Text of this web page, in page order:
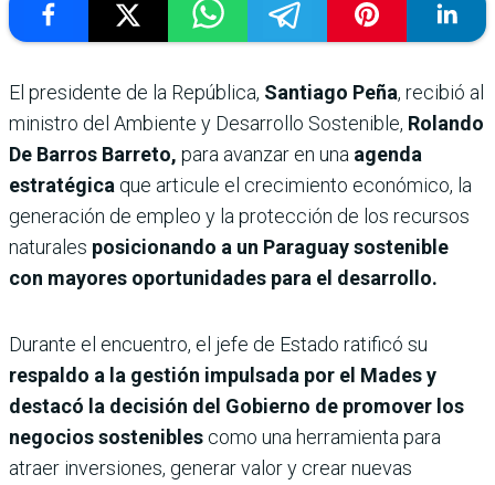
El presidente de la República, Santiago Peña, recibió al
ministro del Ambiente y Desarrollo Sostenible, Rolando
De Barros Barreto, para avanzar en una agenda
estratégica que articule el crecimiento económico, la
generación de empleo y la protección de los recursos
naturales posicionando a un Paraguay sostenible
con mayores oportunidades para el desarrollo.
Durante el encuentro, el jefe de Estado ratificó su
respaldo a la gestión impulsada por el Mades y
destacó la decisión del Gobierno de promover los
negocios sostenibles como una herramienta para
atraer inversiones, generar valor y crear nuevas